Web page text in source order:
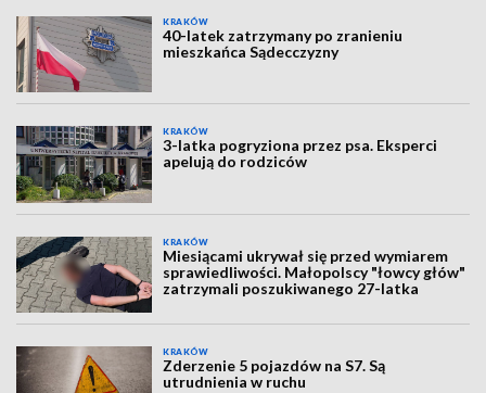
KRAKÓW
40-latek zatrzymany po zranieniu
mieszkańca Sądecczyzny
KRAKÓW
3-latka pogryziona przez psa. Eksperci
apelują do rodziców
KRAKÓW
Miesiącami ukrywał się przed wymiarem
sprawiedliwości. Małopolscy "łowcy głów"
zatrzymali poszukiwanego 27-latka
KRAKÓW
Zderzenie 5 pojazdów na S7. Są
utrudnienia w ruchu